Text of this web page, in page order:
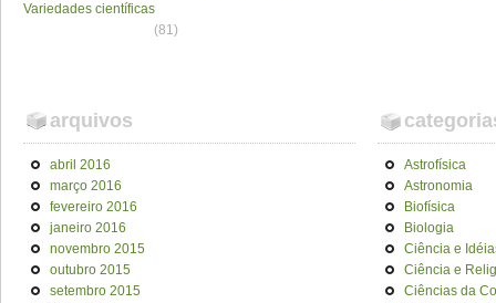
Variedades científicas
(81)
arquivos
abril 2016
março 2016
fevereiro 2016
janeiro 2016
novembro 2015
outubro 2015
setembro 2015
Astrofísica
Astronomia
Biofísica
Biologia
Ciência e
Ciência e
Ciências da